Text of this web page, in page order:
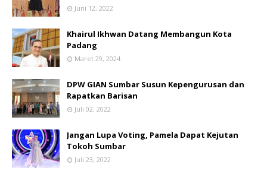
Juni 12, 2022
Khairul Ikhwan Datang Membangun Kota
Padang
Maret 29, 2024
DPW GIAN Sumbar Susun Kepengurusan dan
Rapatkan Barisan
Juli 02, 2022
Jangan Lupa Voting, Pamela Dapat Kejutan
Tokoh Sumbar
Juli 23, 2022